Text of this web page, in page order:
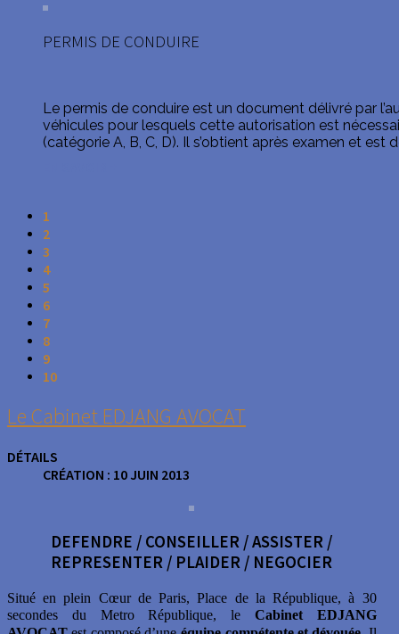
PERMIS DE CONDUIRE
Le permis de conduire est un document délivré par
véhicules pour lesquels cette autorisation est
(catégorie A, B, C, D). Il s’obtient après examen et
1
2
3
4
5
6
7
8
9
10
Le Cabinet EDJANG AVOCAT
DÉTAILS
CRÉATION : 10 JUIN 2013
DEFENDRE / CONSEILLER / ASSISTER /
REPRESENTER / PLAIDER / NEGOCIER
Situé en plein Cœur de Paris, Place de la République, à 30
secondes du Metro République, le Cabinet EDJANG